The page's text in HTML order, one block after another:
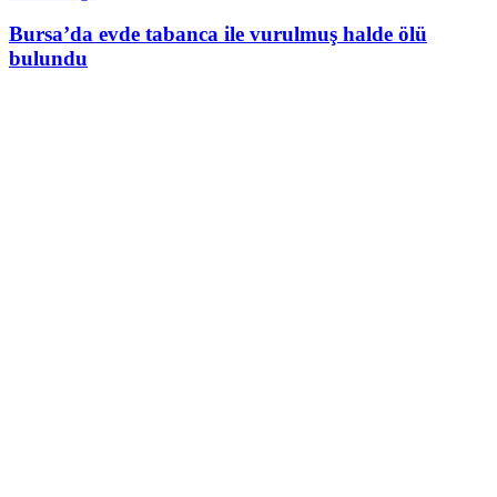
Bursa’da evde tabanca ile vurulmuş halde ölü
bulundu